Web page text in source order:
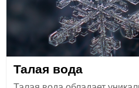
Талая вода